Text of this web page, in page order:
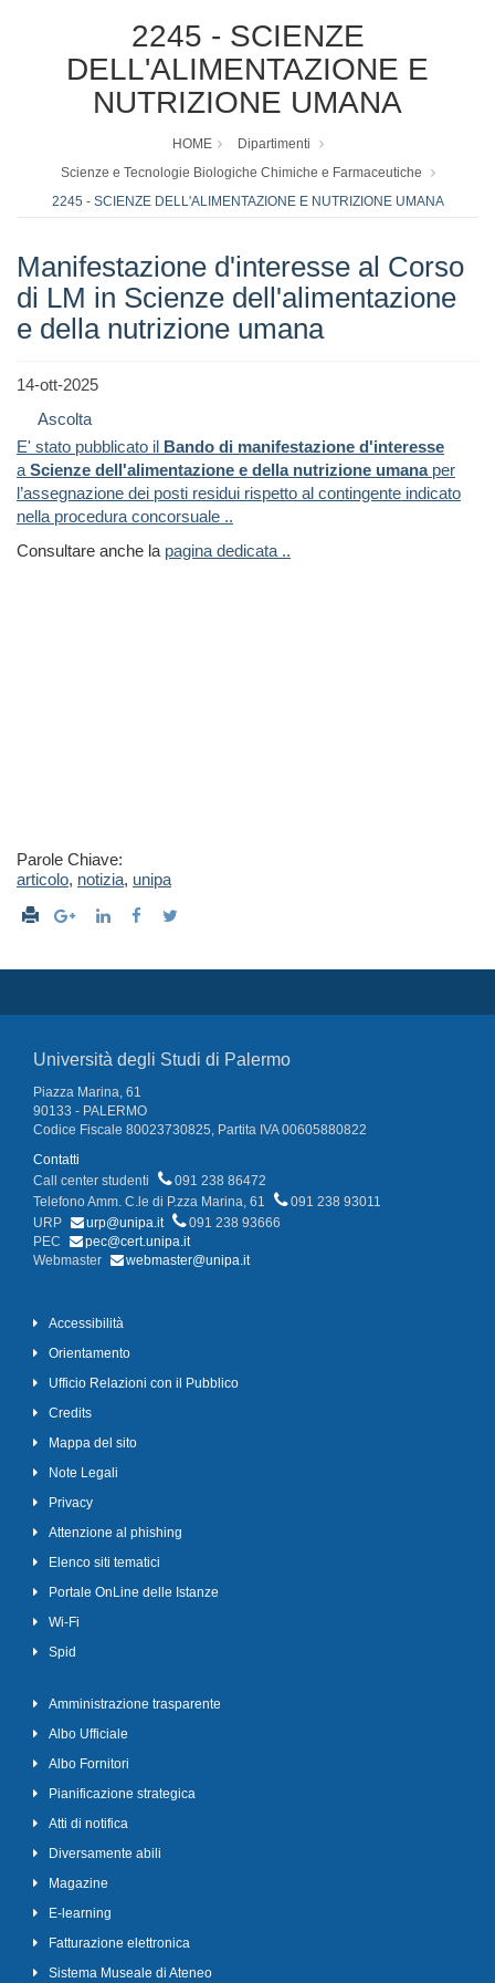
2245 - SCIENZE
DELL'ALIMENTAZIONE E
NUTRIZIONE UMANA
HOME
Dipartimenti
Scienze e Tecnologie Biologiche Chimiche e Farmaceutiche
2245 - SCIENZE DELL'ALIMENTAZIONE E NUTRIZIONE UMANA
Manifestazione d'interesse al Corso
di LM in Scienze dell'alimentazione
e della nutrizione umana
14-ott-2025
Ascolta
E' stato pubblicato il Bando di manifestazione d'interesse
aScienze dell'alimentazione e della nutrizione umanaper
l’assegnazione dei posti residui rispetto al contingente indicato
nella procedura concorsuale ..
Consultare anche la pagina dedicata ..
Parole Chiave:
articolo, notizia, unipa
Università degli Studi di Palermo
Piazza Marina, 61
90133 - PALERMO
Codice Fiscale 80023730825, Partita IVA 00605880822
Contatti
Call center studenti
091 238 86472
Telefono Amm. C.le di P.zza Marina, 61
091 238 93011
URP
urp@unipa.it
091 238 93666
PEC
pec@cert.unipa.it
Webmaster
webmaster@unipa.it
Accessibilità
Orientamento
Ufficio Relazioni con il Pubblico
Credits
Mappa del sito
Note Legali
Privacy
Attenzione al phishing
Elenco siti tematici
Portale OnLine delle Istanze
Wi-Fi
Spid
Amministrazione trasparente
Albo Ufficiale
Albo Fornitori
Pianificazione strategica
Atti di notifica
Diversamente abili
Magazine
E-learning
Fatturazione elettronica
Sistema Museale di Ateneo